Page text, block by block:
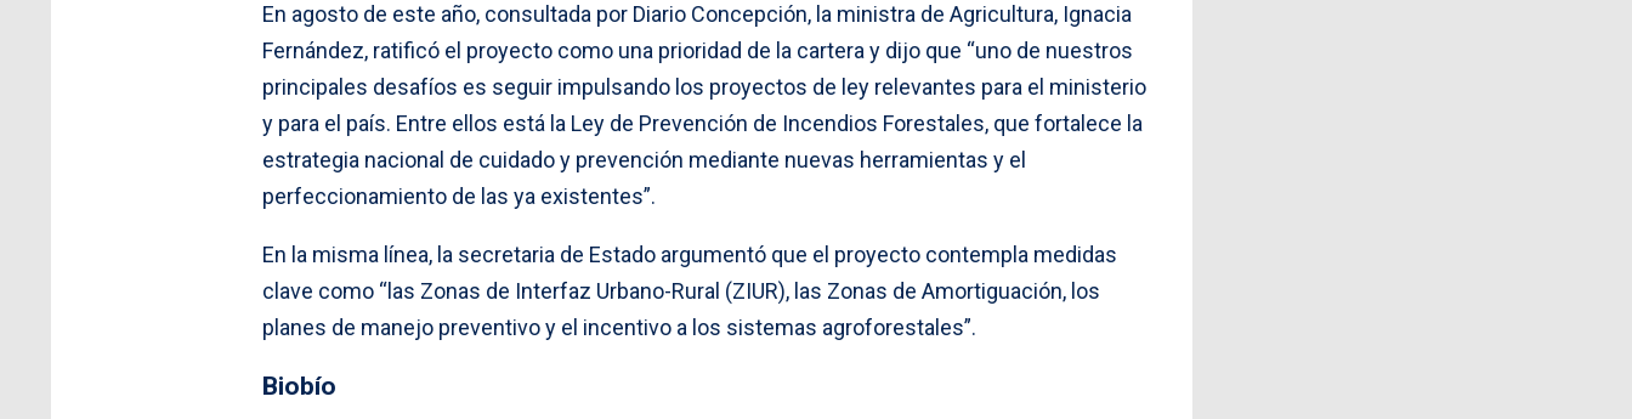
En agosto de este año, consultada por Diario Concepción, la ministra de Agricultura, Ignacia
Fernández, ratificó el proyecto como una prioridad de la cartera y dijo que “uno de nuestros
principales desafíos es seguir impulsando los proyectos de ley relevantes para el ministerio
y para el país. Entre ellos está la Ley de Prevención de Incendios Forestales, que fortalece la
estrategia nacional de cuidado y prevención mediante nuevas herramientas y el
perfeccionamiento de las ya existentes”.
En la misma línea, la secretaria de Estado argumentó que el proyecto contempla medidas
clave como “las Zonas de Interfaz Urbano-Rural (ZIUR), las Zonas de Amortiguación, los
planes de manejo preventivo y el incentivo a los sistemas agroforestales”.
Biobío